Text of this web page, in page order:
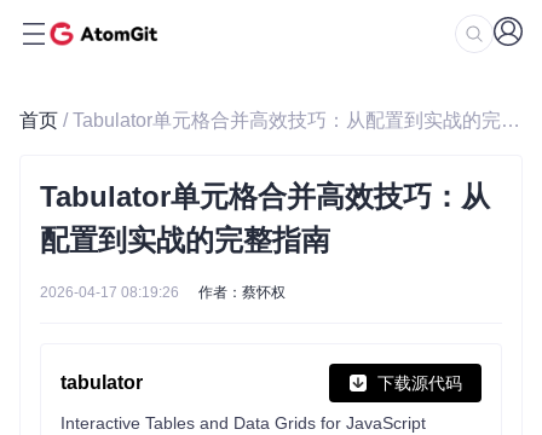
首页 / Tabulator单元格合并高效技巧：从配置到实战的完整指南
Tabulator单元格合并高效技巧：从
配置到实战的完整指南
2026-04-17 08:19:26 作者：蔡怀权
tabulator 下载源代码
Interactive Tables and Data Grids for JavaScript